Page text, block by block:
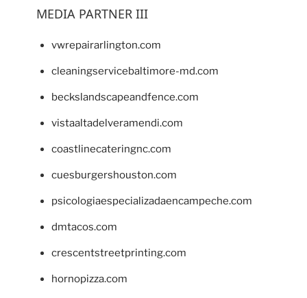
MEDIA PARTNER III
vwrepairarlington.com
cleaningservicebaltimore-md.com
beckslandscapeandfence.com
vistaaltadelveramendi.com
coastlinecateringnc.com
cuesburgershouston.com
psicologiaespecializadaencampeche.com
dmtacos.com
crescentstreetprinting.com
hornopizza.com